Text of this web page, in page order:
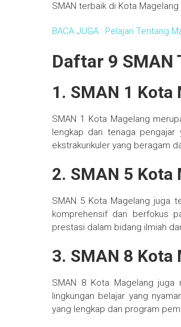
SMAN terbaik di Kota
BACA JUGA : Pelajari Tentang
Daftar 9 SMAN
1. SMAN 1 Kota
SMAN 1 Kota Magelang
lengkap dan tenaga pengajar
ekstrakurikuler yang beragam
2. SMAN 5 Kota
SMAN 5 Kota Magelang juga
komprehensif dan berfokus
prestasi dalam bidang ilmiah
3. SMAN 8 Kota
SMAN 8 Kota Magelang juga
lingkungan belajar yang
yang lengkap dan program